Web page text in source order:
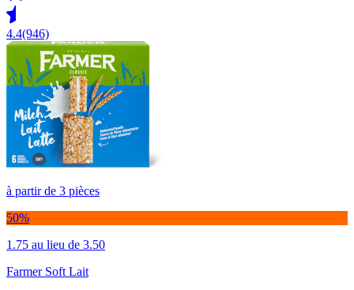
4.4(946)
à partir de 3 pièces
50%
1.75 au lieu de 3.50
Farmer Soft Lait